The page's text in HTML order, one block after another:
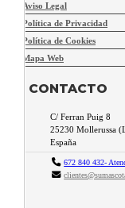
Aviso Legal
Política de Privacidad
Política de Cookies
Mapa Web
CONTACTO
C/ Ferran Puig 8
25230 Mollerussa (
España
672 840 432-